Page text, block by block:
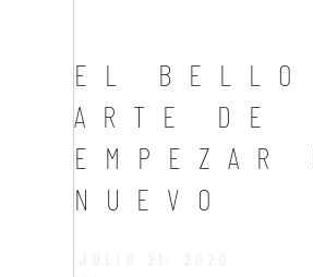
EL BELLO
ARTE DE
EMPEZAR
NUEVO
JULIO 21, 2020